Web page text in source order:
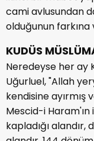
cami avlusundan
olduğunun farkına
KUDÜS
Neredeyse her ay
Uğurluel, "Allah
kendisine ayırmış
Mescid-i
kapladığı alandır,